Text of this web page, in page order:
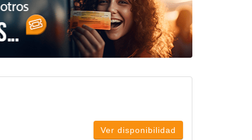
Ver disponibilidad